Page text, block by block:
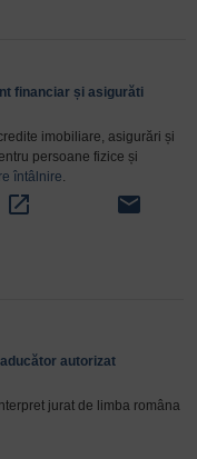
financiar și asigurăti
imobiliare, asigurări și
persoane fizice și
întâlnire.
open_in_new email
autorizat
jurat de limba româna